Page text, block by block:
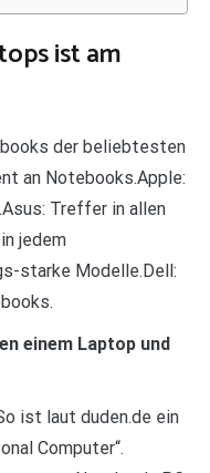
ist am
der beliebtesten
an Notebooks.Apple:
Treffer in allen
jedem
starke Modelle.Dell:
einem Laptop und
ist laut duden.de ein
Computer“.